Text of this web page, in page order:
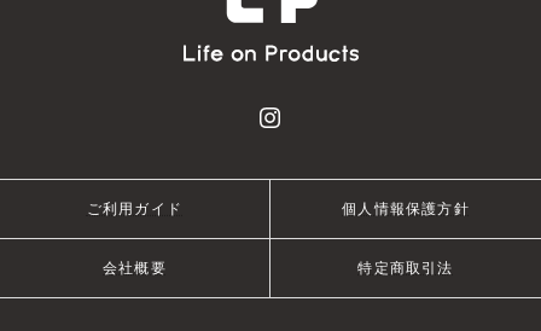
ご利用ガイド 個人情報保護方針
会社概要 特定商取引法